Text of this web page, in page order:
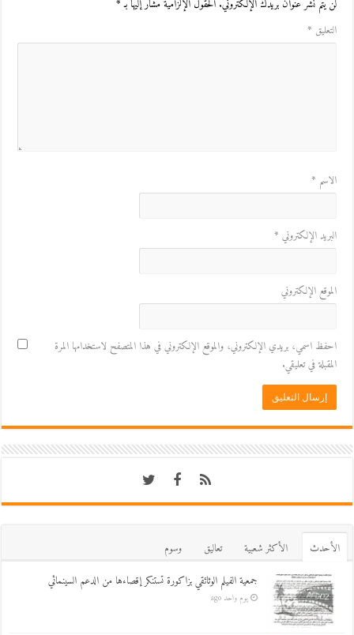
لن يتم نشر عنوان بريدك الإلكتروني. الحقول الإلزامية مشار إليها بـ*
التعليق *
الاسم *
البريد الإلكتروني *
الموقع الإلكتروني
احفظ اسمي، بريدي الإلكتروني، والموقع الإلكتروني في هذا المتصفح لاستخدامها المرة
المقبلة في تعليقي.
اﻷحدث اﻷكثر شعبية تعاليق
وسوم
جمعية الفيلم الوثائقي بزاكورة تستنكر إقصاءها من الدعم السينمائي
يوم واحد ago